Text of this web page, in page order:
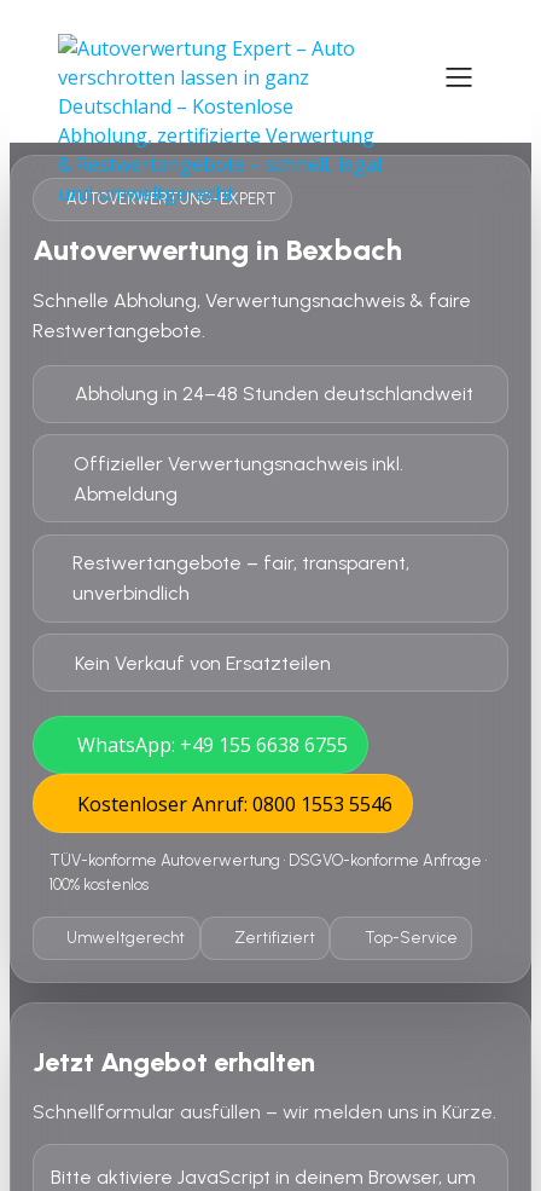
AUTOVERWERTUNG-EXPERT
Autoverwertung in Bexbach
Schnelle Abholung, Verwertungsnachweis & faire
Restwertangebote.
Abholung in 24–48 Stunden deutschlandweit
Offizieller Verwertungsnachweis inkl.
Abmeldung
Restwertangebote – fair, transparent,
unverbindlich
Kein Verkauf von Ersatzteilen
WhatsApp: +49 155 6638 6755
Kostenloser Anruf: 0800 1553 5546
TÜV-konforme Autoverwertung • DSGVO-konforme Anfrage •
100% kostenlos
Umweltgerecht Zertifiziert Top-Service
Jetzt Angebot erhalten
Schnellformular ausfüllen – wir melden uns in Kürze.
Bitte aktiviere JavaScript in deinem Browser, um